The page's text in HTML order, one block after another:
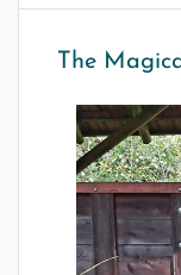
The